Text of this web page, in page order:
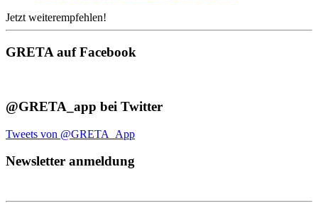
Jetzt weiterempfehlen!
GRETA auf Facebook
@GRETA_app bei Twitter
Tweets von @GRETA_App
Newsletter anmeldung